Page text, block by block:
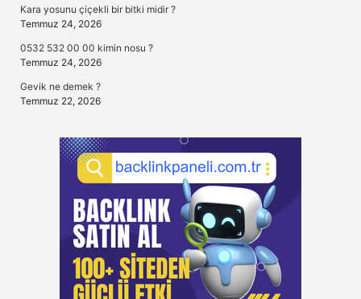
Kara yosunu çiçekli bir bitki midir ?
Temmuz 24, 2026
0532 532 00 00 kimin nosu ?
Temmuz 24, 2026
Gevik ne demek ?
Temmuz 22, 2026